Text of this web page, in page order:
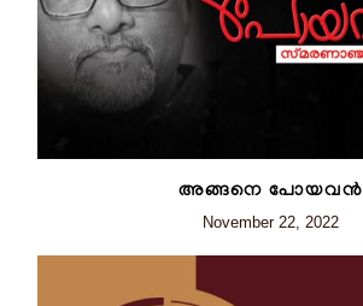
അങ്ങനെ പോയവൻ
November 22, 2022